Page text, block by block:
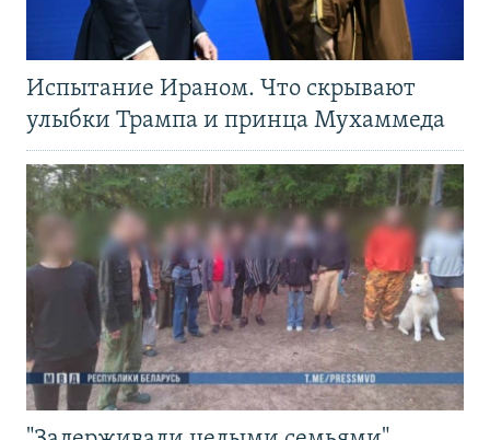
Испытание Ираном. Что скрывают
улыбки Трампа и принца Мухаммеда